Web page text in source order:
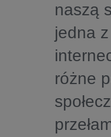
naszą
jedna
różne